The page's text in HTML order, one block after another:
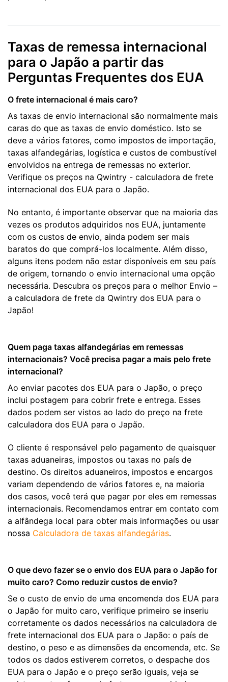
Taxas de remessa internacional
para o Japão a partir das
Perguntas Frequentes dos EUA
O frete internacional é mais caro?
As taxas de envio internacional são normalmente mais
caras do que as taxas de envio doméstico. Isto se
deve a vários fatores, como impostos de importação,
taxas alfandegárias, logística e custos de combustível
envolvidos na entrega de remessas no exterior.
Verifique os preços na Qwintry - calculadora de frete
internacional dos EUA para o Japão.
No entanto, é importante observar que na maioria das
vezes os produtos adquiridos nos EUA, juntamente
com os custos de envio, ainda podem ser mais
baratos do que comprá-los localmente. Além disso,
alguns itens podem não estar disponíveis em seu país
de origem, tornando o envio internacional uma opção
necessária. Descubra os preços para o melhor Envio –
a calculadora de frete da Qwintry dos EUA para o
Japão!
Quem paga taxas alfandegárias em remessas
internacionais? Você precisa pagar a mais pelo frete
internacional?
Ao enviar pacotes dos EUA para o Japão, o preço
inclui postagem para cobrir frete e entrega. Esses
dados podem ser vistos ao lado do preço na frete
calculadora dos EUA para o Japão.
O cliente é responsável pelo pagamento de quaisquer
taxas aduaneiras, impostos ou taxas no país de
destino. Os direitos aduaneiros, impostos e encargos
variam dependendo de vários fatores e, na maioria
dos casos, você terá que pagar por eles em remessas
internacionais. Recomendamos entrar em contato com
a alfândega local para obter mais informações ou usar
nossa Calculadora de taxas alfandegárias.
O que devo fazer se o envio dos EUA para o Japão for
muito caro? Como reduzir custos de envio?
Se o custo de envio de uma encomenda dos EUA para
o Japão for muito caro, verifique primeiro se inseriu
corretamente os dados necessários na calculadora de
frete internacional dos EUA para o Japão: o país de
destino, o peso e as dimensões da encomenda, etc. Se
todos os dados estiverem corretos, o despache dos
EUA para o Japão e o preço serão iguais, veja se